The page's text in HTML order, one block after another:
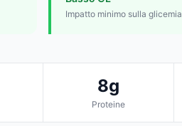
Impatto minimo sulla glicemia
8g
Proteine